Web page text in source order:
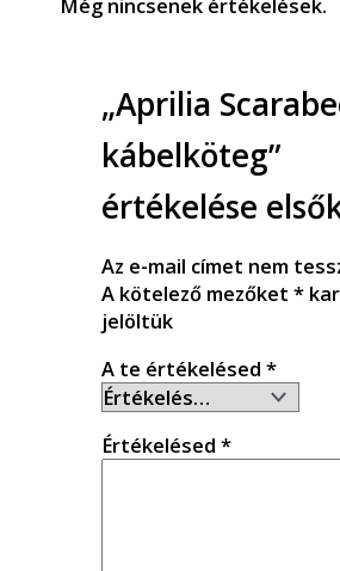
Még nincsenek értékelések.
„Aprilia
kábelköteg”
értékelése
Az e-mail címet nem
A kötelező mezőket *
jelöltük
A te értékelésed *
Értékelésed *